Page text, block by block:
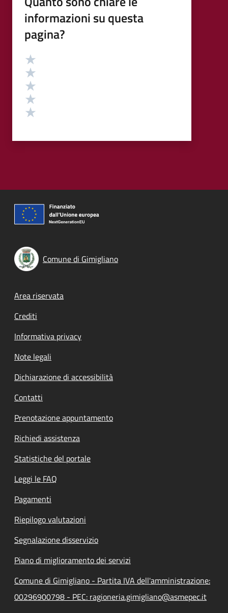
informazioni su questa
pagina?
Valutazione
Comune di Gimigliano
Footer menu
Area riservata
Crediti
Informativa privacy
Note legali
Dichiarazione di accessibilità
Contatti
Prenotazione appuntamento
Richiedi assistenza
Statistiche del portale
Leggi le FAQ
Pagamenti
Riepilogo valutazioni
Segnalazione disservizio
Piano di miglioramento dei servizi
Comune di Gimigliano - Partita IVA dell'amministrazione:
00296900798 - PEC: ragioneria.gimigliano@asmepec.it